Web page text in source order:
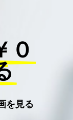
０
を見る